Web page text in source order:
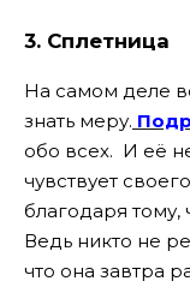
3. Сплетница
На самом деле
знать меру.
обо всех. И её
чувствует
благодаря тому,
Ведь никто не
что она завтра